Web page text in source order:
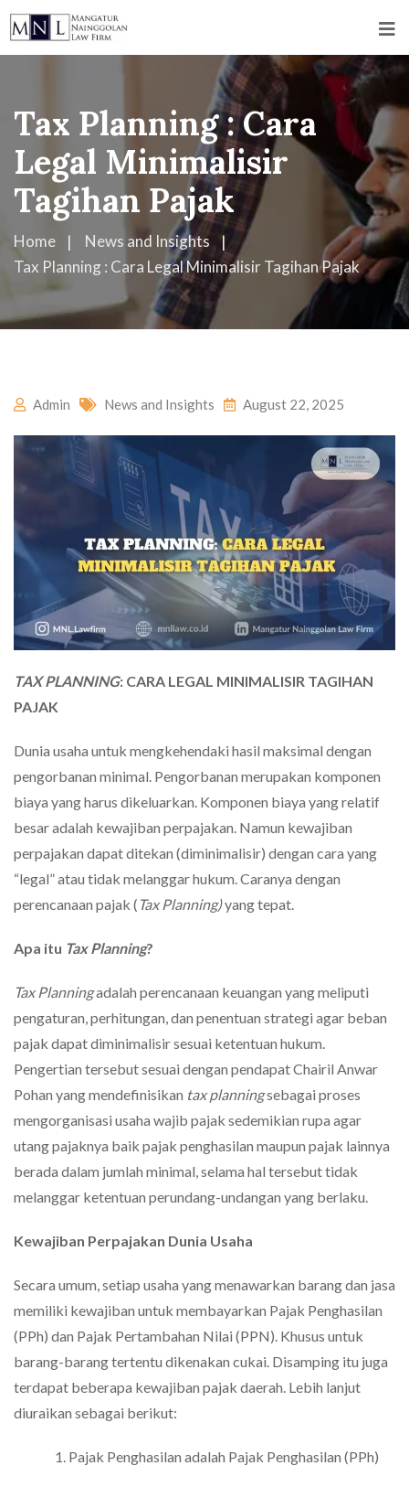
Tax Planning : Cara
Legal Minimalisir
Tagihan Pajak
Home
News and Insights
Tax Planning : Cara Legal Minimalisir Tagihan Pajak
Admin News and Insights August 22, 2025
TAX PLANNING: CARA LEGAL MINIMALISIR TAGIHAN
PAJAK
Dunia usaha untuk mengkehendaki hasil maksimal dengan
pengorbanan minimal. Pengorbanan merupakan komponen
biaya yang harus dikeluarkan. Komponen biaya yang relatif
besar adalah kewajiban perpajakan. Namun kewajiban
perpajakan dapat ditekan (diminimalisir) dengan cara yang
“legal” atau tidak melanggar hukum. Caranya dengan
perencanaan pajak ( Tax Planning)yang tepat.
Apa itu Tax Planning?
Tax Planningadalah perencanaan keuangan yang meliputi
pengaturan, perhitungan, dan penentuan strategi agar beban
pajak dapat diminimalisir sesuai ketentuan hukum.
Pengertian tersebut sesuai dengan pendapat Chairil Anwar
Pohan yang mendefinisikan tax planningsebagai proses
mengorganisasi usaha wajib pajak sedemikian rupa agar
utang pajaknya baik pajak penghasilan maupun pajak lainnya
berada dalam jumlah minimal, selama hal tersebut tidak
melanggar ketentuan perundang-undangan yang berlaku.
Kewajiban Perpajakan Dunia Usaha
Secara umum, setiap usaha yang menawarkan barang dan jasa
memiliki kewajiban untuk membayarkan Pajak Penghasilan
(PPh) dan Pajak Pertambahan Nilai (PPN). Khusus untuk
barang-barang tertentu dikenakan cukai. Disamping itu juga
terdapat beberapa kewajiban pajak daerah. Lebih lanjut
diuraikan sebagai berikut:
Pajak Penghasilan adalah Pajak Penghasilan (PPh)